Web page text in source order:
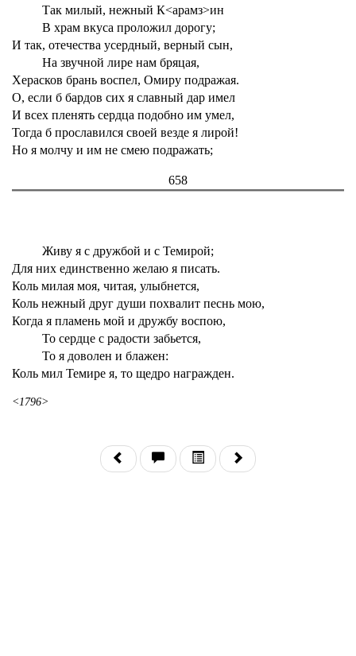
Так милый, нежный К<арамз>ин
В храм вкуса проложил дорогу;
И так, отечества усердный, верный сын,
На звучной лире нам бряцая,
Херасков брань воспел, Омиру подражая.
О, если б бардов сих я славный дар имел
И всех пленять сердца подобно им умел,
Тогда б прославился своей везде я лирой!
Но я молчу и им не смею подражать;
658
Живу я с дружбой и с Темирой;
Для них единственно желаю я писать.
Коль милая моя, читая, улыбнется,
Коль нежный друг души похвалит песнь мою,
Когда я пламень мой и дружбу воспою,
То сердце с радости забьется,
То я доволен и блажен:
Коль мил Темире я, то щедро награжден.
<1796>